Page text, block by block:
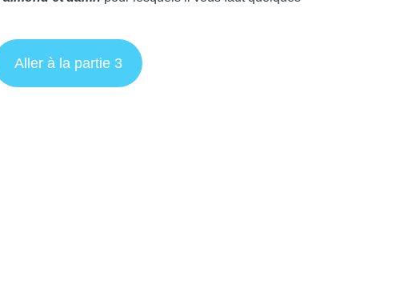
Aller à la partie 3